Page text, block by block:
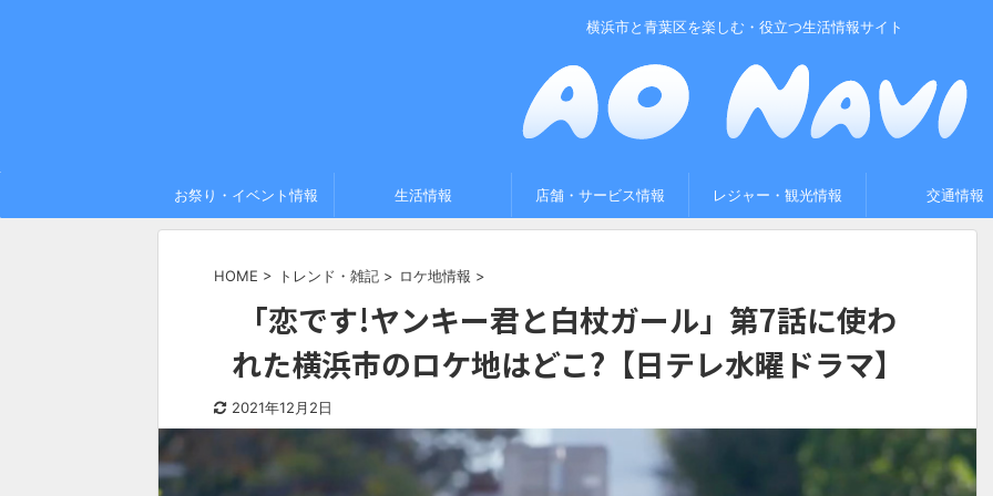
横浜市と青葉区を楽しむ・役立つ生活情報サイト
お祭り・イベント情報 生活情報 店舗・サービス情報 レジャー・観光情報 交通情報
HOME > トレンド・雑記 > ロケ地情報 >
「恋です!ヤンキー君と白杖ガール」第7話に使わ
れた横浜市のロケ地はどこ?【日テレ水曜ドラマ】
2021年12月2日